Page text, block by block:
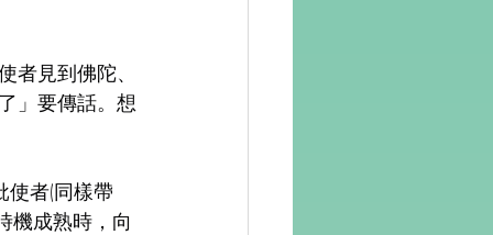
見到佛陀、
」要傳話。想
使者(同樣帶
機成熟時，向